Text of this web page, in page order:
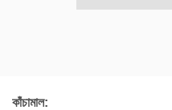
কাঁচামাল: